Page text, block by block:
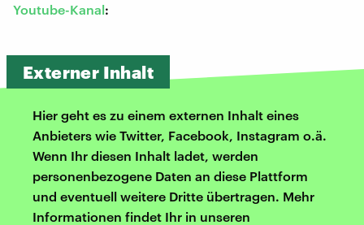
Youtube-Kanal:
Externer Inhalt
Hier geht es zu einem externen Inhalt eines
Anbieters wie Twitter, Facebook, Instagram o.ä.
Wenn Ihr diesen Inhalt ladet, werden
personenbezogene Daten an diese Plattform
und eventuell weitere Dritte übertragen. Mehr
Informationen findet Ihr in unseren